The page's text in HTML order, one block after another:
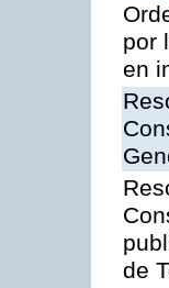
por
en
de